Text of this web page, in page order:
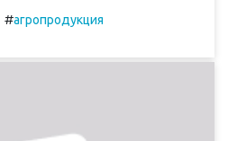
#агропродукция